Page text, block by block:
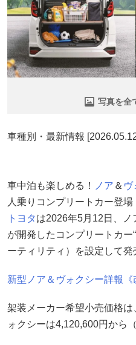
写真を全
車種別・最新情報
車中泊も楽しめる！ ノア ＆ ヴ
人乗りコンプリートカー登場
トヨタ は2026年5月12日、ノ
が開発したコンプリートカー
ーティリティ）を設定して発
新型ノア＆ヴォクシー詳報《
架装メーカー希望小売価格
ォクシーは4,120,600円から